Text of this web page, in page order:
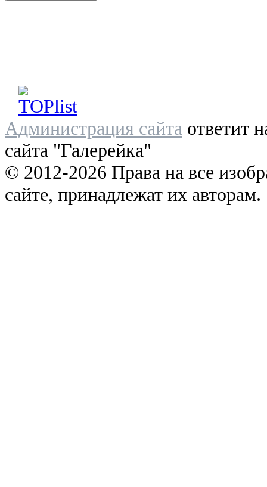
Администрация сайта ответит
сайта "Галерейка"
© 2012-2026 Права на все
сайте, принадлежат их авторам.